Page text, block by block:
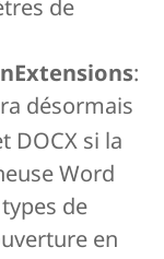
de
:
désormais
DOCX si la
Word
de
en